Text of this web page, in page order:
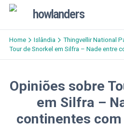
howlanders
Home Islândia
Thingvellir National
Tour de Snorkel em Silfra – Nade entre
Opiniões sobre
em Silfra –
continentes